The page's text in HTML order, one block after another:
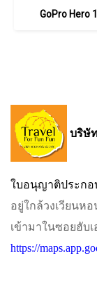
GoPro Hero
บริษั
ใบอนุญาติประกอ
อยู่ใกล้วงเวียนห
เข้ามาในซอยฮับ
https://